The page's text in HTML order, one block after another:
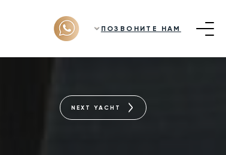
ПОЗВОНИТЕ НАМ
NEXT YACHT